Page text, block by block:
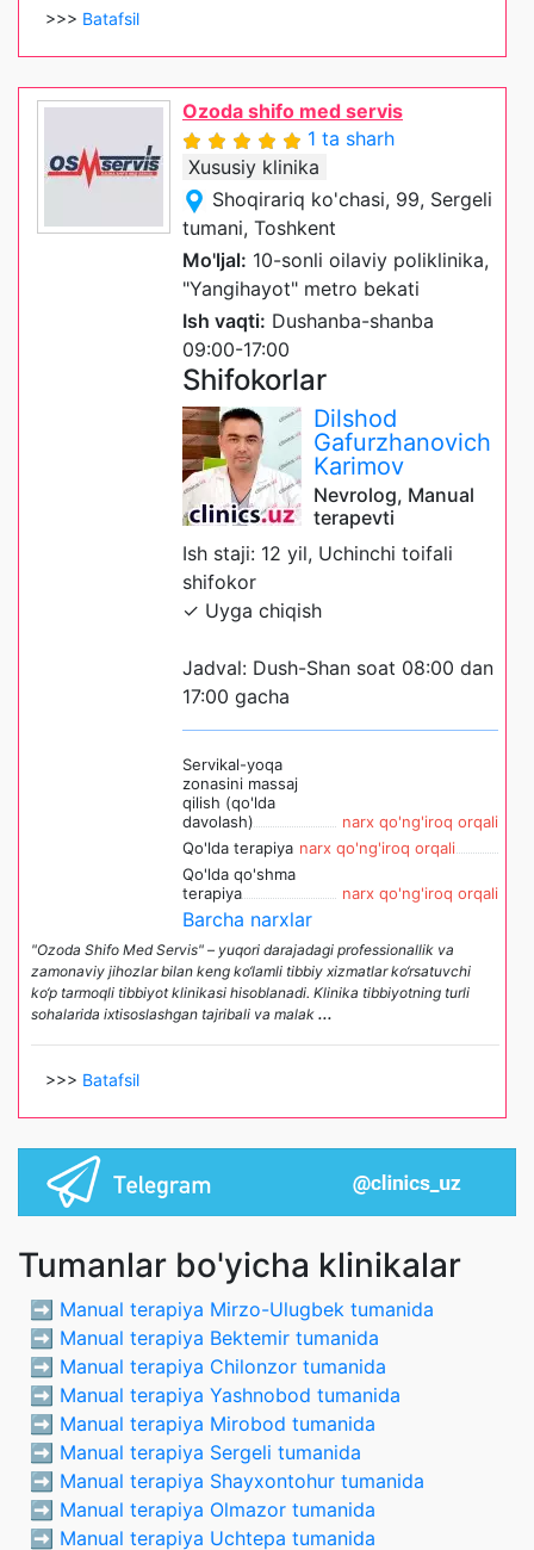
>>> Batafsil
Ozoda shifo med servis
1 ta sharh
Xususiy klinika
Shoqirariq ko'chasi, 99, Sergeli
tumani, Toshkent
Mo'ljal: 10-sonli oilaviy poliklinika,
"Yangihayot" metro bekati
Ish vaqti: Dushanba-shanba
09:00-17:00
Shifokorlar
Dilshod
Gafurzhanovich
Karimov
Nevrolog, Manual
terapevti
Ish staji: 12 yil, Uchinchi toifali
shifokor
✓ Uyga chiqish
Jadval: Dush-Shan soat 08:00 dan
17:00 gacha
Servikal-yoqa
zonasini massaj
qilish (qo'lda
davolash)
narx qo'ng'iroq orqali
Qo'lda terapiya narx qo'ng'iroq orqali
Qo'lda qo'shma
terapiya
narx qo'ng'iroq orqali
Barcha narxlar
"Ozoda Shifo Med Servis" – yuqori darajadagi professionallik va
zamonaviy jihozlar bilan keng ko‘lamli tibbiy xizmatlar ko‘rsatuvchi
ko‘p tarmoqli tibbiyot klinikasi hisoblanadi. Klinika tibbiyotning turli
sohalarida ixtisoslashgan tajribali va malak ...
>>> Batafsil
Tumanlar bo'yicha klinikalar
➡️ Manual terapiya Mirzo-Ulugbek tumanida
➡️ Manual terapiya Bektemir tumanida
➡️ Manual terapiya Chilonzor tumanida
➡️ Manual terapiya Yashnobod tumanida
➡️ Manual terapiya Mirobod tumanida
➡️ Manual terapiya Sergeli tumanida
➡️ Manual terapiya Shayxontohur tumanida
➡️ Manual terapiya Olmazor tumanida
➡️ Manual terapiya Uchtepa tumanida